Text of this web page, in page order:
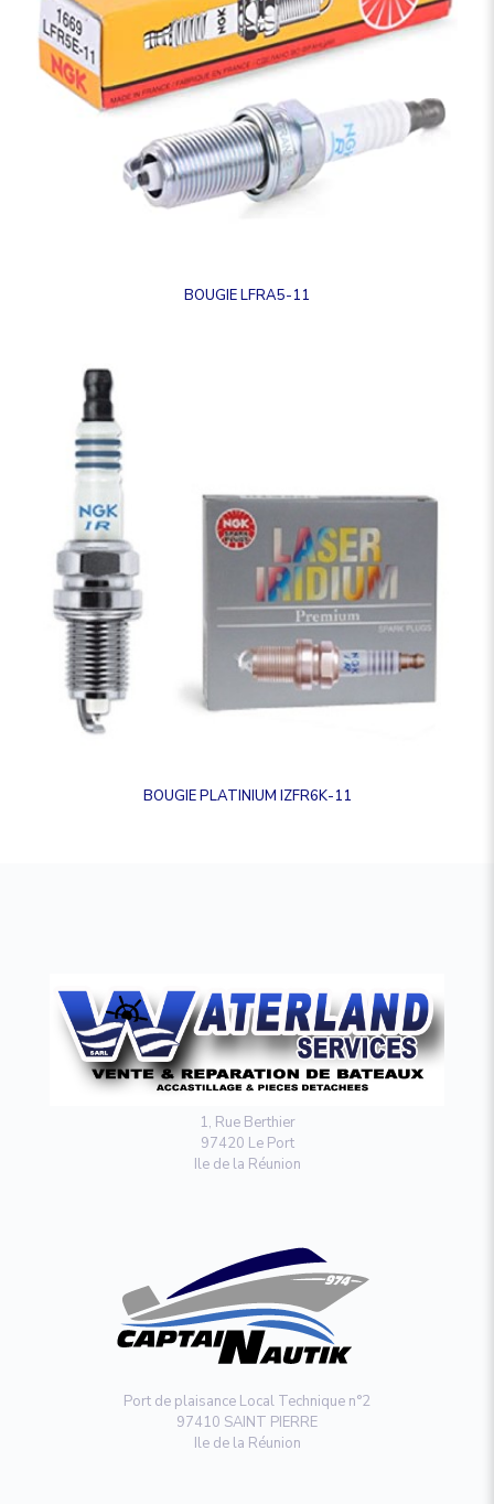
BOUGIE LFRA5-11
BOUGIE PLATINIUM IZFR6K-11
1, Rue Berthier
97420 Le Port
Ile de la Réunion
Port de plaisance Local Technique n°2
97410 SAINT PIERRE
Ile de la Réunion